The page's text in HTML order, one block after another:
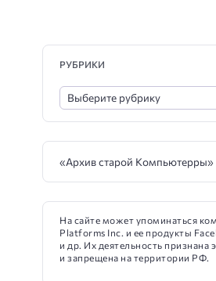
РУБРИКИ
«Архив старой Компьютерры»
На сайте может упоминаться
Platforms Inc. и ее продукты
и др. Их деятельность признана
и запрещена на территории РФ.